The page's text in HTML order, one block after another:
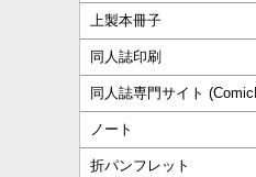
上製本冊子
同人誌印刷
同人誌専門サイト
ノート
折パンフレット